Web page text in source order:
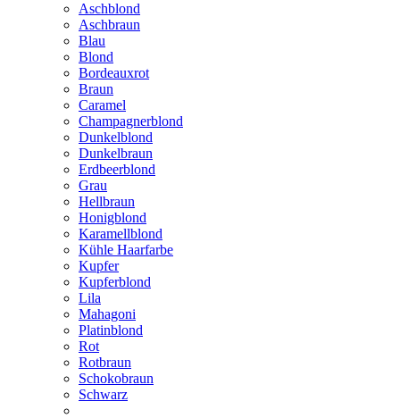
Aschblond
Aschbraun
Blau
Blond
Bordeauxrot
Braun
Caramel
Champagnerblond
Dunkelblond
Dunkelbraun
Erdbeerblond
Grau
Hellbraun
Honigblond
Karamellblond
Kühle Haarfarbe
Kupfer
Kupferblond
Lila
Mahagoni
Platinblond
Rot
Rotbraun
Schokobraun
Schwarz